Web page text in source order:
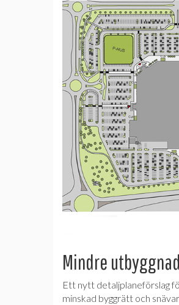
Mindre
Ett nytt detaljplaneförslag
minskad byggrätt och